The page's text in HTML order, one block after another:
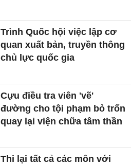
Trình Quốc hội việc lập cơ
quan xuất bản, truyền thông
chủ lực quốc gia
Cựu điều tra viên 'vẽ'
đường cho tội phạm bỏ trốn
quay lại viện chữa tâm thần
Thi lại tất cả các môn với